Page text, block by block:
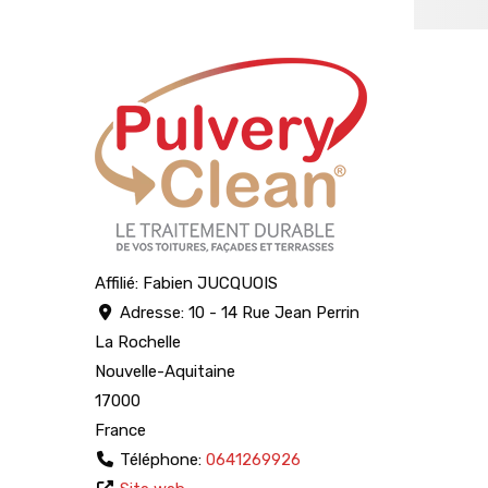
Affilié: Fabien JUCQUOIS
Adresse: 10 - 14 Rue Jean Perrin
La Rochelle
Nouvelle-Aquitaine
17000
France
Téléphone: 0641269926